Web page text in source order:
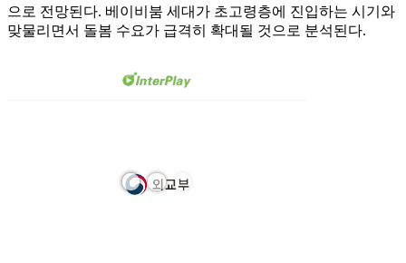
으로 전망된다. 베이비붐 세대가 초고령층에 진입하는 시기와
맞물리면서 돌봄 수요가 급격히 확대될 것으로 분석된다.